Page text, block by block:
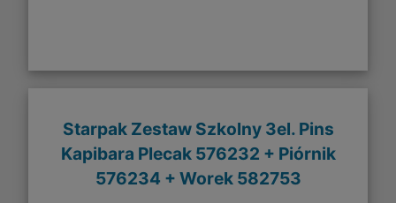
Starpak Zestaw Szkolny 3el. Pins
Kapibara Plecak 576232 + Piórnik
576234 + Worek 582753